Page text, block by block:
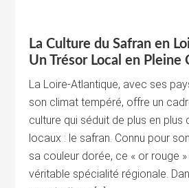
La Culture du Safran en
Un Trésor Local en Pleine
La Loire-Atlantique, avec ses
son climat tempéré, offre un
culture qui séduit de plus en plus
locaux : le safran. Connu pour
sa couleur dorée, ce « or rouge
véritable spécialité régionale.